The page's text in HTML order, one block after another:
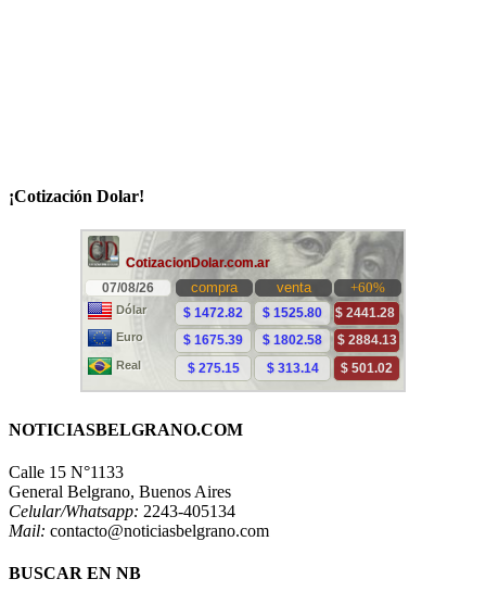
¡Cotización Dolar!
NOTICIASBELGRANO.COM
Calle 15 N°1133
General Belgrano, Buenos Aires
Celular/Whatsapp: 2243-405134
Mail: contacto@noticiasbelgrano.com
BUSCAR EN NB